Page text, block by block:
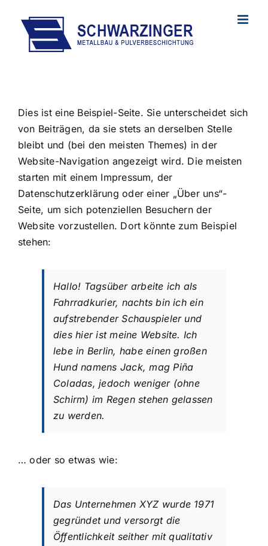
content
Dies ist eine Beispiel-Seite. Sie unterscheidet sich
von Beiträgen, da sie stets an derselben Stelle
bleibt und (bei den meisten Themes) in der
Website-Navigation angezeigt wird. Die meisten
starten mit einem Impressum, der
Datenschutzerklärung oder einer „Über uns“-
Seite, um sich potenziellen Besuchern der
Website vorzustellen. Dort könnte zum Beispiel
stehen:
Hallo! Tagsüber arbeite ich als
Fahrradkurier, nachts bin ich ein
aufstrebender Schauspieler und
dies hier ist meine Website. Ich
lebe in Berlin, habe einen großen
Hund namens Jack, mag Piña
Coladas, jedoch weniger (ohne
Schirm) im Regen stehen gelassen
zu werden.
… oder so etwas wie:
Das Unternehmen XYZ wurde 1971
gegründet und versorgt die
Öffentlichkeit seither mit qualitativ